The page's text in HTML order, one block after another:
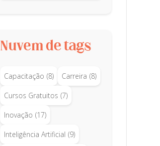
Nuvem de tags
Capacitação (8) Carreira (8)
Cursos Gratuitos (7)
Inovação (17)
Inteligência Artificial (9)